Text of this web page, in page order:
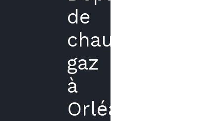
de
chaudière
gaz
à
Orléans